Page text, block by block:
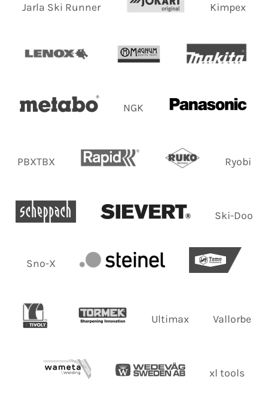
Jarla Ski Runner Kimpex
NGK
PBXTBX Ryobi
Ski-Doo
Sno-X
Ultimax Vallorbe
xl tools